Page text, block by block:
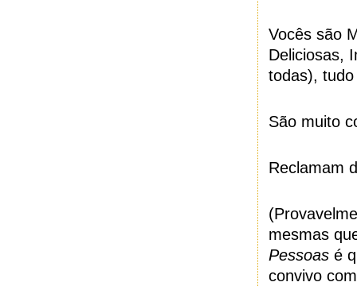
Vocês são
Deliciosas,
todas),
São muito
Reclamam
mesmas
Pessoas é
convivo